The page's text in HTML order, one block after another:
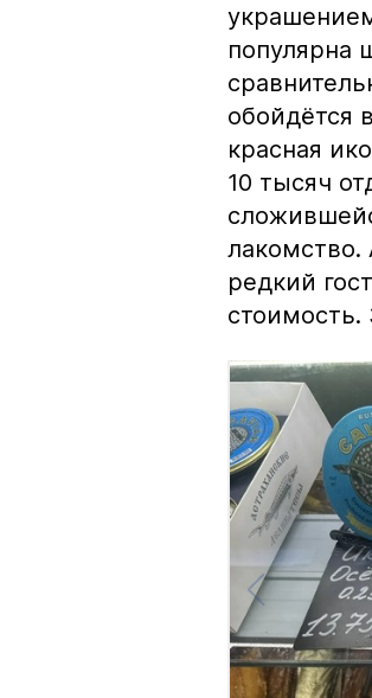
популярна
обойдётся
красная
10 тысяч
лакомство.
редкий
стоимость.